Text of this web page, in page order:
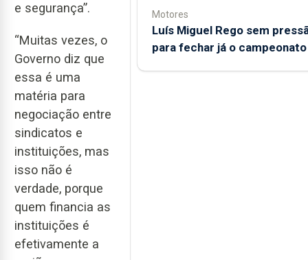
e segurança”.
“Muitas vezes, o
Governo diz que
essa é uma
matéria para
negociação entre
sindicatos e
instituições, mas
isso não é
verdade, porque
quem financia as
instituições é
efetivamente a
Motores
Luís Miguel Rego sem
para fechar já o campeonato